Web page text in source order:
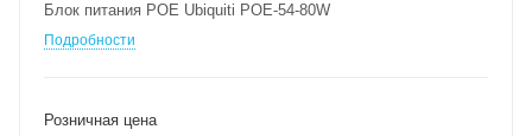
Блок питания POE Ubiquiti POE-54-80W
Подробности
Розничная цена